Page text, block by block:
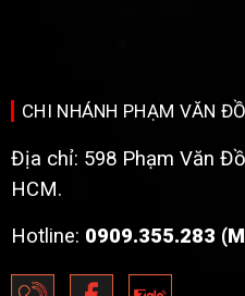
CHI NHÁNH PHẠM VĂN
Địa chỉ: 598 Phạm Văn
HCM.
Hotline: 0909.355.283